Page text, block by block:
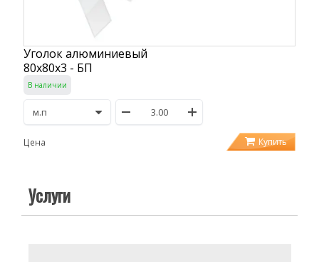
Уголок алюминиевый
80х80х3 - БП
В наличии
Цена Купить
Услуги